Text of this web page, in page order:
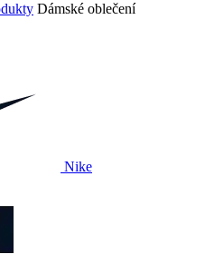
Dámské oblečení
Nike